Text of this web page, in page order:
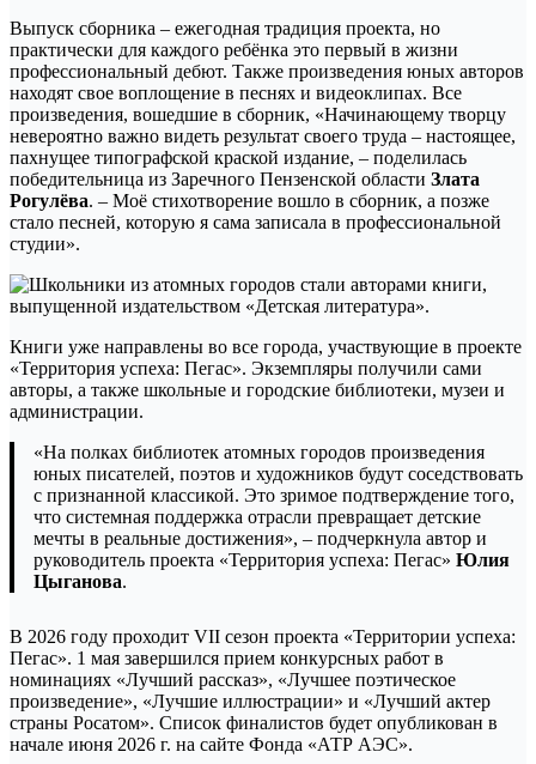
Выпуск сборника – ежегодная традиция проекта, но
практически для каждого ребёнка это первый в жизни
профессиональный дебют. Также произведения юных авторов
находят свое воплощение в песнях и видеоклипах. Все
произведения, вошедшие в сборник, «Начинающему творцу
невероятно важно видеть результат своего труда – настоящее,
пахнущее типографской краской издание, – поделилась
победительница из Заречного Пензенской области Злата
Рогулёва. – Моё стихотворение вошло в сборник, а позже
стало песней, которую я сама записала в профессиональной
студии».
Книги уже направлены во все города, участвующие в проекте
«Территория успеха: Пегас». Экземпляры получили сами
авторы, а также школьные и городские библиотеки, музеи и
администрации.
«На полках библиотек атомных городов произведения
юных писателей, поэтов и художников будут соседствовать
с признанной классикой. Это зримое подтверждение того,
что системная поддержка отрасли превращает детские
мечты в реальные достижения», – подчеркнула автор и
руководитель проекта «Территория успеха: Пегас» Юлия
Цыганова.
В 2026 году проходит VII сезон проекта «Территории успеха:
Пегас». 1 мая завершился прием конкурсных работ в
номинациях «Лучший рассказ», «Лучшее поэтическое
произведение», «Лучшие иллюстрации» и «Лучший актер
страны Росатом». Список финалистов будет опубликован в
начале июня 2026 г. на сайте Фонда «АТР АЭС».